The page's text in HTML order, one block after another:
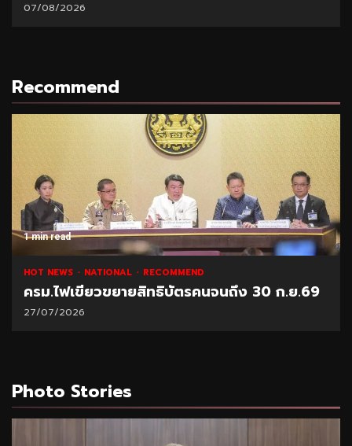
2026
Recommend
1 min read
HOT NEWS NATIONAL RECOMMEND
ครม.ไฟเขียวขยายสิทธิบัตรคนจนถึง 30 ก.ย.69
27/07/2026
Photo Stories